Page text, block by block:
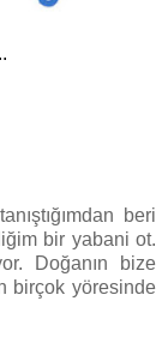
beri
bir yabani ot.
Doğanın bize
birçok yöresinde